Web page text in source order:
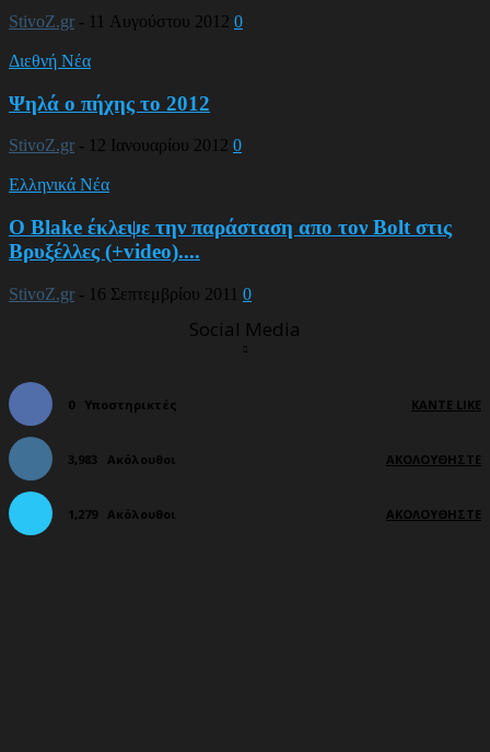
StivoZ.gr - 11 Αυγούστου 2012 0
Διεθνή Νέα
Ψηλά ο πήχης το 2012
StivoZ.gr - 12 Ιανουαρίου 2012 0
Ελληνικά Νέα
Ο Blake έκλεψε την παράσταση απο τον Bolt στις
Βρυξέλλες (+video)....
StivoZ.gr - 16 Σεπτεμβρίου 2011 0
Social Media
0 Υποστηρικτές ΚΆΝΤΕ LIKE
3,983 Ακόλουθοι ΑΚΟΛΟΥΘΉΣΤΕ
1,279 Ακόλουθοι ΑΚΟΛΟΥΘΉΣΤΕ